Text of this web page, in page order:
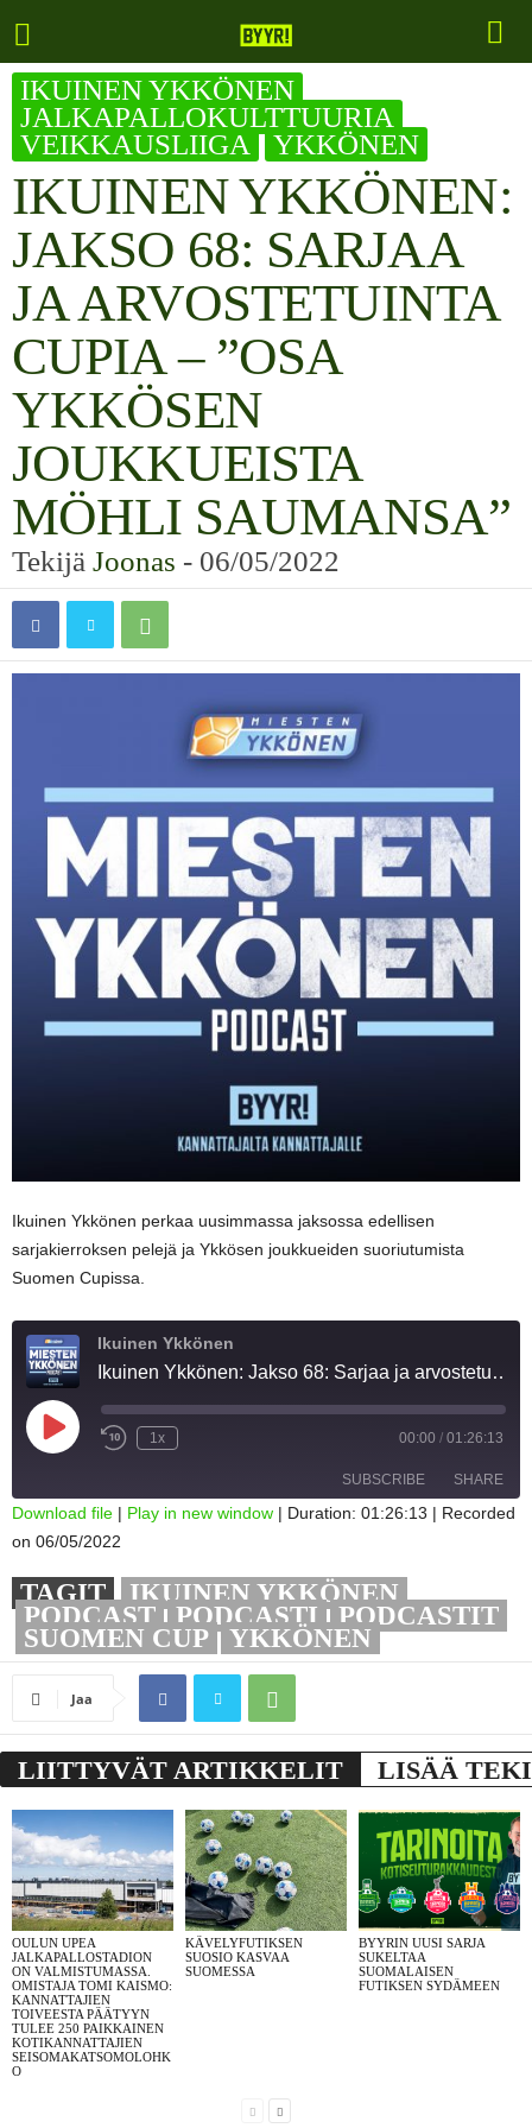
IKUINEN YKKÖNEN
JALKAPALLOKULTTUURIA
VEIKKAUSLIIGA
YKKÖNEN
IKUINEN YKKÖNEN:
JAKSO 68: SARJAA
JA ARVOSTETUINTA
CUPIA – ”OSA
YKKÖSEN
JOUKKUEISTA
MÖHLI SAUMANSA”
Tekijä Joonas - 06/05/2022
Ikuinen Ykkönen perkaa uusimmassa jaksossa edellisen
sarjakierroksen pelejä ja Ykkösen joukkueiden suoriutumista
Suomen Cupissa.
Ikuinen Ykkönen
Ikuinen Ykkönen: Jakso 68: Sarjaa ja arvostetuinta cupia – "Osa Ykkösen joukkueista möhli saumansa"
Play
Episode
1x 00:00 / 01:26:13
SUBSCRIBE SHARE
SHARE
LINK
Download file | Play in new window | Duration: 01:26:13 | Recorded
on 06/05/2022
TAGIT IKUINEN YKKÖNEN
PODCAST PODCASTI PODCASTIT
SUOMEN CUP YKKÖNEN
Jaa
LIITTYVÄT ARTIKKELIT LISÄÄ
OULUN UPEA
JALKAPALLOSTADION
ON VALMISTUMASSA.
OMISTAJA TOMI KAISMO:
KANNATTAJIEN
TOIVEESTA PÄÄTYYN
TULEE 250 PAIKKAINEN
KOTIKANNATTAJIEN
SEISOMAKATSOMOLOHK
O
KÄVELYFUTIKSEN
SUOSIO KASVAA
SUOMESSA
BYYRIN UUSI SARJA
SUKELTAA
SUOMALAISEN
FUTIKSEN SYDÄMEEN